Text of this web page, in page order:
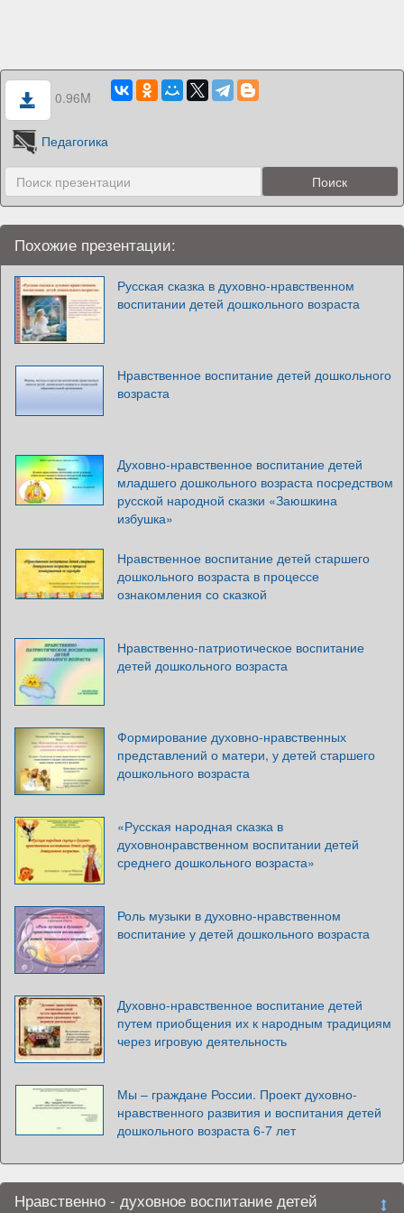
0.96M
Педагогика
Похожие презентации:
Русская сказка в духовно-нравственном
воспитании детей дошкольного возраста
Нравственное воспитание детей дошкольного
возраста
Духовно-нравственное воспитание детей
младшего дошкольного возраста посредством
русской народной сказки «Заюшкина
избушка»
Нравственное воспитание детей старшего
дошкольного возраста в процессе
ознакомления со сказкой
Нравственно-патриотическое воспитание
детей дошкольного возраста
Формирование духовно-нравственных
представлений о матери, у детей старшего
дошкольного возраста
«Русская народная сказка в
духовнонравственном воспитании детей
среднего дошкольного возраста»
Роль музыки в духовно-нравственном
воспитание у детей дошкольного возраста
Духовно-нравственное воспитание детей
путем приобщения их к народным традициям
через игровую деятельность
Мы – граждане России. Проект духовно-
нравственного развития и воспитания детей
дошкольного возраста 6-7 лет
Нравственно - духовное воспитание детей